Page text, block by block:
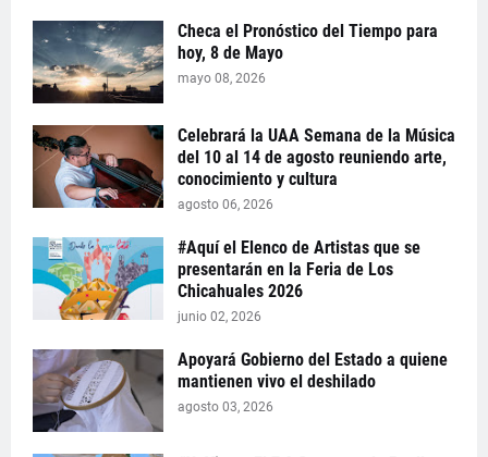
Checa el Pronóstico del Tiempo para
hoy, 8 de Mayo
mayo 08, 2026
Celebrará la UAA Semana de la Música
del 10 al 14 de agosto reuniendo arte,
conocimiento y cultura
agosto 06, 2026
#Aquí el Elenco de Artistas que se
presentarán en la Feria de Los
Chicahuales 2026
junio 02, 2026
Apoyará Gobierno del Estado a quiene
mantienen vivo el deshilado
agosto 03, 2026